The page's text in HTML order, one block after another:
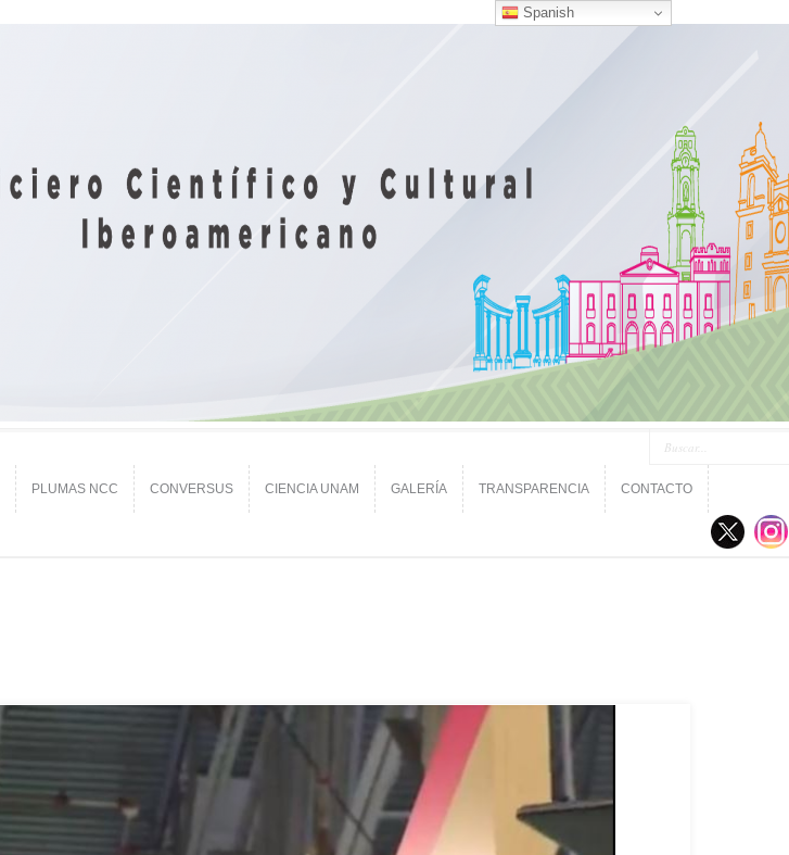
PLUMAS NCC CONVERSUS CIENCIA UNAM GALERÍA TRANSPARENCIA CONTACTO
Spanish